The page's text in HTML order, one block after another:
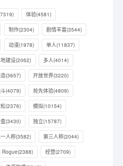
体验(4581)
制作(2304) 剧情丰富(3544)
动漫(1978) 单人(11837)
建设(2062) 多人(4014)
(3657) 开放世界(3220)
(4079) 抢先体验(4809)
(2376) 模拟(10154)
(3430) 独立(15787)
人称(3582) 第三人称(2044)
Rogue(2388) 经营(2709)